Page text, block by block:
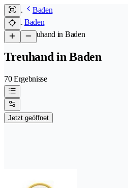
Baden
Baden
/Treuhand in Baden
Treuhand in Baden
70 Ergebnisse
Jetzt geöffnet